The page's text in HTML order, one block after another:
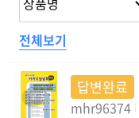
전체보기
답변완료
mhr96374